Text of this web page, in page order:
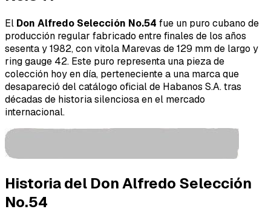
El Don Alfredo Selección No.54 fue un puro cubano de
producción regular fabricado entre finales de los años
sesenta y 1982, con vitola Marevas de 129 mm de largo y
ring gauge 42. Este puro representa una pieza de
colección hoy en día, perteneciente a una marca que
desapareció del catálogo oficial de Habanos S.A. tras
décadas de historia silenciosa en el mercado
internacional.
Historia del Don Alfredo Selección
No.54